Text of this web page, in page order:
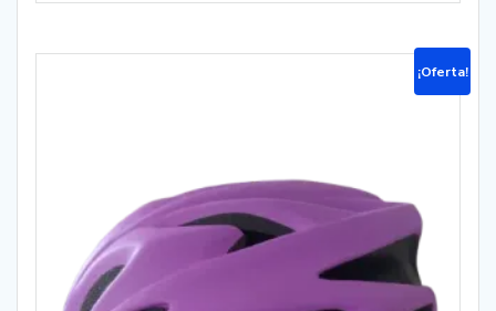
¡Oferta!